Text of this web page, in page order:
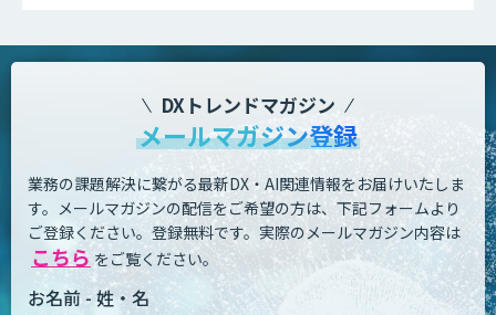
DXトレンドマガジン
メールマガジン登録
業務の課題解決に繋がる最新DX・AI関連情報をお届けいたしま
す。 メールマガジンの配信をご希望の方は、下記フォームより
ご登録ください。登録無料です。 実際のメールマガジン内容は
こちら をご覧ください。
お名前 - 姓・名